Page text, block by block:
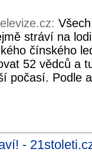
stráví na
čínského
52 vědců a
počasí. Podle
-